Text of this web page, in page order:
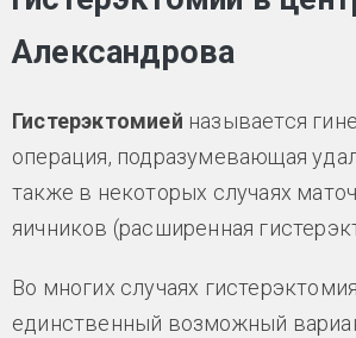
Александрова
Гистерэктомией называется
операция, подразумевающая
также в некоторых случаях
яичников (расширенная
Во многих случаях
единственный возможный